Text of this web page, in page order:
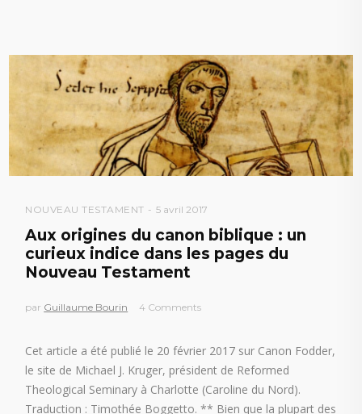
NOUVEAU TESTAMENT 5 avril 2017
Aux origines du canon biblique : un
curieux indice dans les pages du
Nouveau Testament
par Guillaume Bourin 4 Comments
Cet article a été publié le 20 février 2017 sur Canon Fodder,
le site de Michael J. Kruger, président de Reformed
Theological Seminary à Charlotte (Caroline du Nord).
Traduction : Timothée Boggetto. ** Bien que la plupart des